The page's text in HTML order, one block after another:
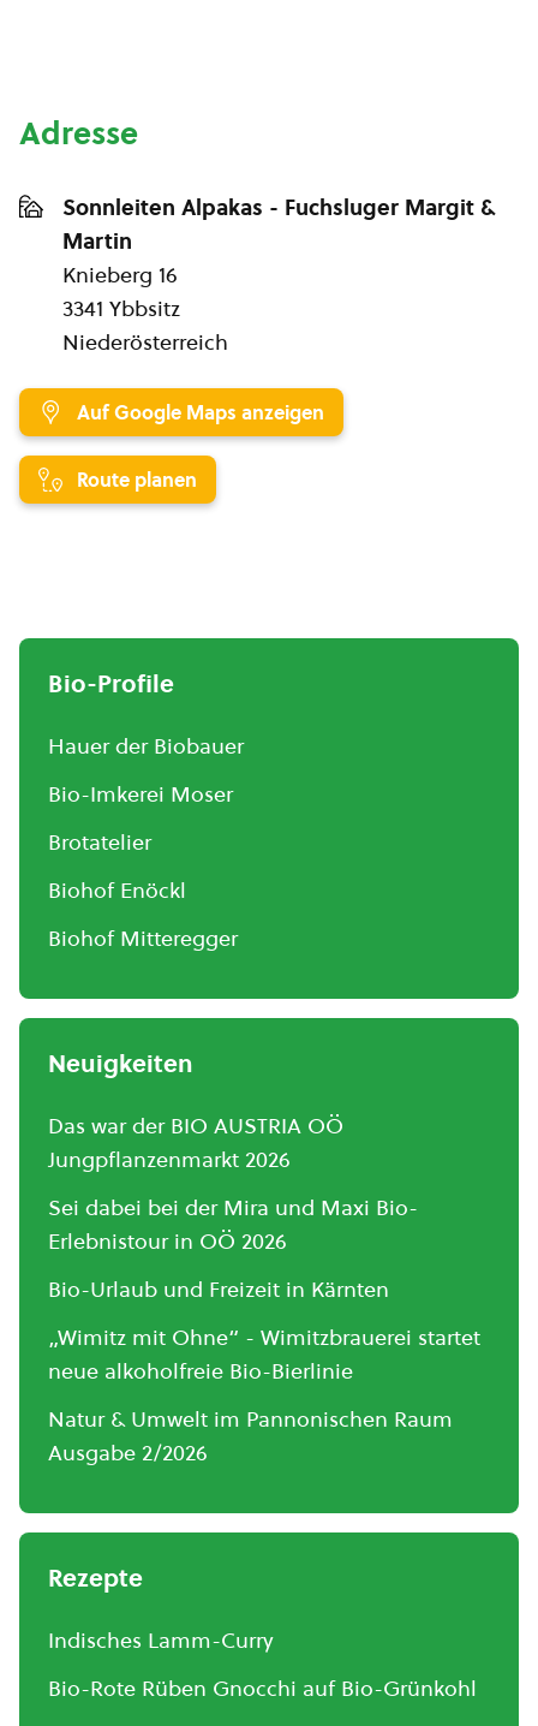
Adresse
Sonnleiten Alpakas - Fuchsluger Margit &
Martin
Knieberg 16
3341 Ybbsitz
Niederösterreich
Auf Google Maps anzeigen
Route planen
Bio-Profile
Hauer der Biobauer
Bio-Imkerei Moser
Brotatelier
Biohof Enöckl
Biohof Mitteregger
Neuigkeiten
Das war der BIO AUSTRIA OÖ
Jungpflanzenmarkt 2026
Sei dabei bei der Mira und Maxi Bio-
Erlebnistour in OÖ 2026
Bio-Urlaub und Freizeit in Kärnten
„Wimitz mit Ohne“ - Wimitzbrauerei startet
neue alkoholfreie Bio-Bierlinie
Natur & Umwelt im Pannonischen Raum
Ausgabe 2/2026
Rezepte
Indisches Lamm-Curry
Bio-Rote Rüben Gnocchi auf Bio-Grünkohl